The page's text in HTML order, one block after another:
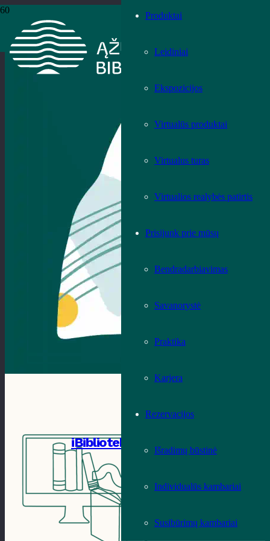
Produktai
Leidiniai
Ekspozicijos
Virtualūs produktai
Virtualus turas
Virtualios realybės patirtis
Prisijunk prie mūsų
Bendradarbiavimas
Savanorystė
Praktika
Karjera
Rezervacijos
Išradimų būstinė
Individualūs kambariai
Susibūrimų kambariai
iBiblioteka